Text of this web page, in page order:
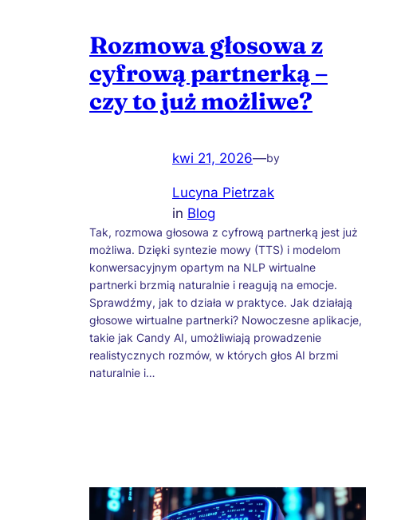
Rozmowa głosowa z
cyfrową partnerką –
czy to już możliwe?
kwi 21, 2026—by
Lucyna Pietrzak
in Blog
Tak, rozmowa głosowa z cyfrową partnerką jest już
możliwa. Dzięki syntezie mowy (TTS) i modelom
konwersacyjnym opartym na NLP wirtualne
partnerki brzmią naturalnie i reagują na emocje.
Sprawdźmy, jak to działa w praktyce. Jak działają
głosowe wirtualne partnerki? Nowoczesne aplikacje,
takie jak Candy AI, umożliwiają prowadzenie
realistycznych rozmów, w których głos AI brzmi
naturalnie i…